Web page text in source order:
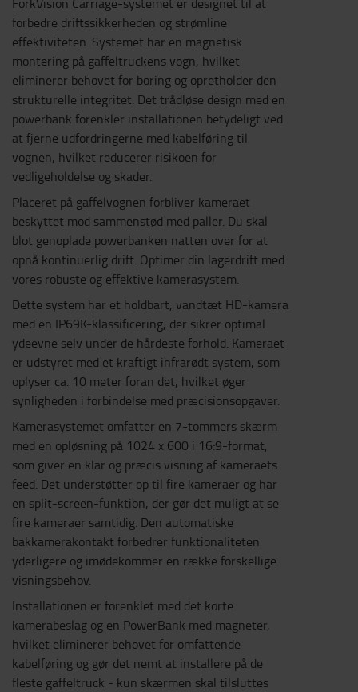
forbedre driftssikkerheden og strømline
effektiviteten. Systemet har en magnetisk
montering på gaffeltruckens vogn, hvilket
eliminerer behovet for boring og opretholder den
strukturelle integritet. Det trådløse design med en
powerbank forenkler installationen betydeligt ved
at fjerne udfordringerne med kabelføring til
vognen, hvilket reducerer risikoen for
vedligeholdelse og skader.
Placeret på gaffelvognen forbliver kameraet
beskyttet mod sammenstød med paller. Du skal
blot genoplade powerbanken natten over for at
opnå kontinuerlig drift. Optimer din lagerdrift med
vores robuste og effektive kamerasystem.
Dette system har et holdbart, vandtæt HD-kamera
med en IP69K-klassificering, der sikrer optimal
ydeevne selv under de hårdeste forhold. Kameraet
er udstyret med et kraftigt infrarødt system, som
oplyser ca. 10 meter foran det, hvilket øger
synligheden i forbindelse med præcisionsopgaver.
Kamerasystemet omfatter en 7-tommers skærm
med en opløsning på 1024 x 600 i 16:9-format,
som giver en klar og præcis visning af kameraets
feed. Det understøtter op til fire kameraer og har
en split-screen-funktion, der gør det muligt at se
fire kameraer samtidig. Den automatiske
bakkamerakontakt forbedrer funktionaliteten
yderligere og imødekommer en række forskellige
visningsbehov.
Installationen er forenklet med det korte
kamerabeslag og en PowerBank med magneter,
hvilket eliminerer behovet for omfattende
kabelføring og gør det nemt at installere på de
fleste gaffeltruck - kun skærmen skal tilsluttes